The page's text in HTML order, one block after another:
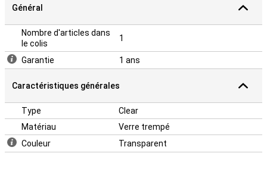
Général
Nombre d'articles dans
le colis
1
Garantie 1 ans
Caractéristiques générales
Type
Clear
Matériau
Verre trempé
Couleur
Transparent